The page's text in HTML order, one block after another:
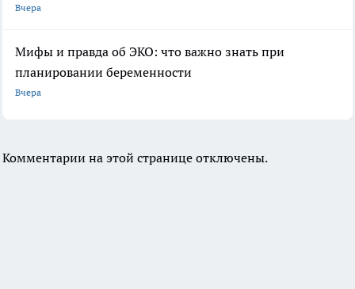
Вчера
Мифы и правда об ЭКО: что важно знать при
планировании беременности
Вчера
Комментарии на этой странице отключены.